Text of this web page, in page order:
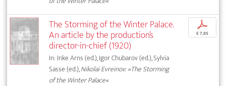
The Storming of the Winter Palace.
An article by the production’s
director-in-chief (1920)
In: Inke Arns (ed.), Igor Chubarov (ed.), Sylvia
Sasse (ed.),Nikolai Evreinov: »The Storming
of the Winter Palace«
p
€ 7,95